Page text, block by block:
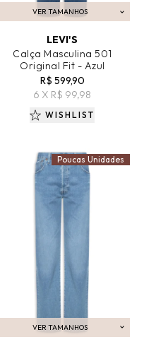
VER TAMANHOS
ADICIONAR AO CARRINHO
LEVI'S
Calça Masculina 501
Original Fit - Azul
R$ 599,90
6 X R$ 99,98
WISHLIST
VER TAMANHOS
ADICIONAR AO CARRINHO
Poucas Unidades